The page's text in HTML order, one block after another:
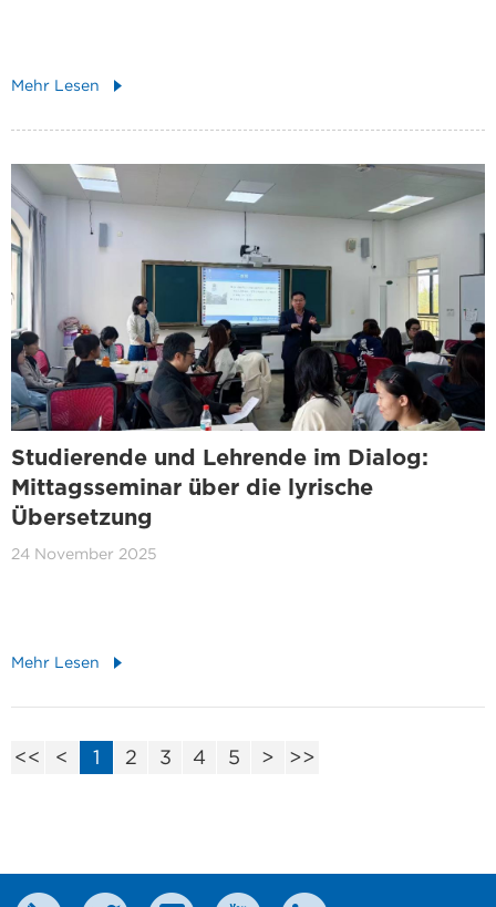
Mehr Lesen
Studierende und Lehrende im Dialog:
Mittagsseminar über die lyrische
Übersetzung
24 November 2025
Mehr Lesen
<< < 1 2 3 4 5 > >>